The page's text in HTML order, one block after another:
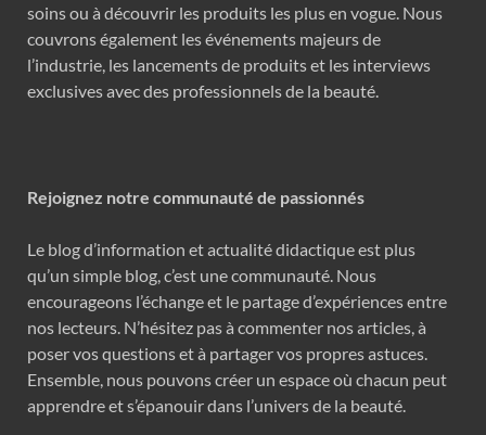
soins ou à découvrir les produits les plus en vogue. Nous
couvrons également les événements majeurs de
l’industrie, les lancements de produits et les interviews
exclusives avec des professionnels de la beauté.
Rejoignez notre communauté de passionnés
Le blog d’information et actualité didactique est plus
qu’un simple blog, c’est une communauté. Nous
encourageons l’échange et le partage d’expériences entre
nos lecteurs. N’hésitez pas à commenter nos articles, à
poser vos questions et à partager vos propres astuces.
Ensemble, nous pouvons créer un espace où chacun peut
apprendre et s’épanouir dans l’univers de la beauté.